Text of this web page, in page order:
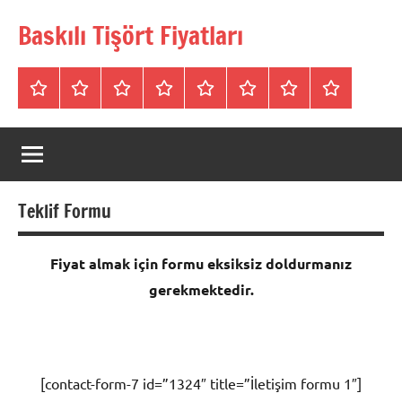
Baskılı Tişört Fiyatları
TişörtlerBisiklet
Yaka
V
Yaka
Bisiklet
Yaka
Polo
Yaka
Polo
Yaka
iletişimHakkımızda
Teklif Formu
Fiyat almak için formu eksiksiz doldurmanız
gerekmektedir.
[contact-form-7 id=”1324″ title=”İletişim formu 1″]